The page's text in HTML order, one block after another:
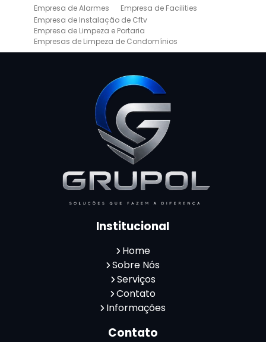
Empresa de Alarmes
Empresa de Facilities
Empresa de Instalação de Cftv
Empresa de Limpeza e Portaria
Empresas de Limpeza de Condomínios
Empresas de Monitoramento Cftv
Instalação de Cercas Elétricas Residenciais
Monitoramento de Alarme 24 Horas
Portaria e Limpeza
Portaria Inteligente
Portaria Remota para Condomínios
Reconhecimento Facial em Condomínios
Reconhecimento Facial para Condomínios
Reconhecimento Facial para Portaria
Reconhecimento Facial Portaria
Serviço de Limpeza Terceirizado
Serviço de Portaria e Limpeza
Serviço de Portaria Terceirizado
Terceirização de Facilities
Terceirização de PortariaInstitucional
Home
Sobre Nós
Serviços
Contato
Informações
Contato